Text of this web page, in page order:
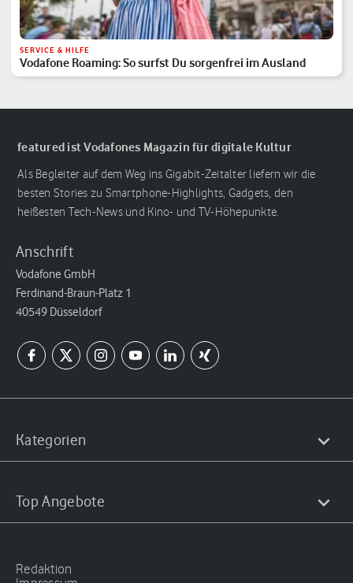
SERVICE & HILFE
Vodafone Roaming: So surfst Du sorgenfrei im Ausland
featured ist Vodafones Magazin für digitale Kultur
Als Begleiter auf dem Weg ins Gigabit-Zeitalter liefern wir die
besten Stories zu Smartphone-Highlights, Gadgets, den
heißesten Tech-News und Kino- und TV-Höhepunkte.
Anschrift
Vodafone GmbH
Ferdinand-Braun-Platz 1
40549 Düsseldorf
Kategorien
Top Angebote
Redaktion